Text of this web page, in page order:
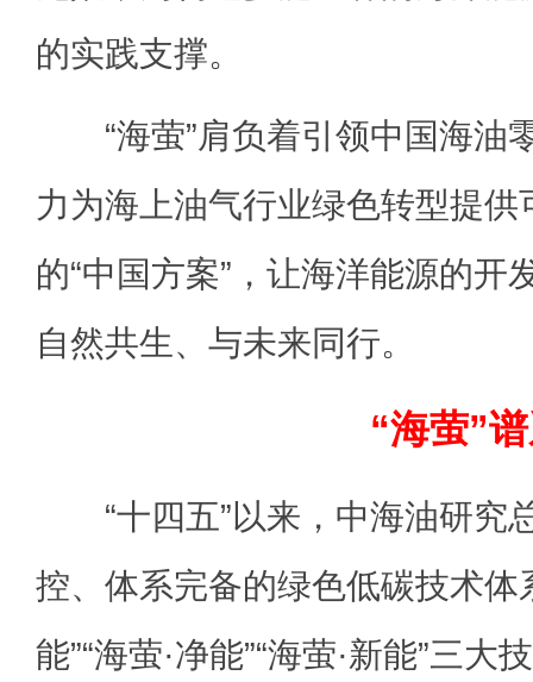
的实践支撑。
“海萤”肩负着引领中国海油
力为海上油气行业绿色转型提供
的“中国方案”，让海洋能源的开
自然共生、与未来同行。
“海萤”
“十四五”以来，中海油研究
控、体系完备的绿色低碳技术体
能”“海萤·净能”“海萤·新能”三大